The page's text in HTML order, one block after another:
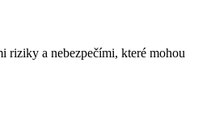
riziky a nebezpečími, které mohou